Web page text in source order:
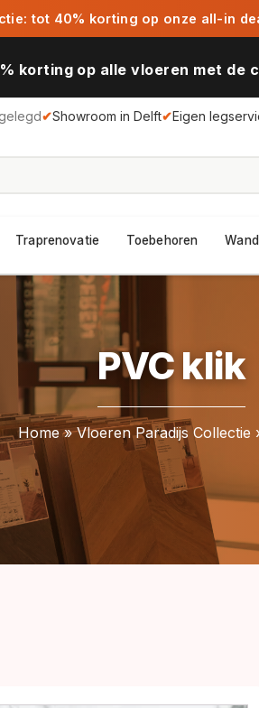
tot 40% korting op onze all-in
korting op alle vloeren met de
✔Showroom in Delft✔Eigen
Traprenovatie Toebehoren
PVC klik
Home»Vloeren Paradijs Collectie